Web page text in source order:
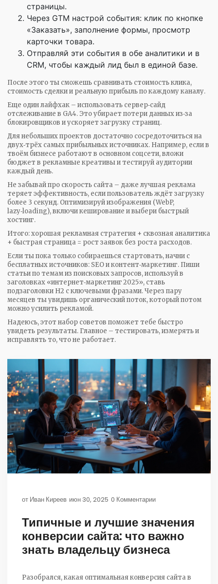
страницы.
Через GTM настрой события: клик по кнопке
«Заказать», заполнение формы, просмотр
карточки товара.
Отправляй эти события в обе аналитики и в
CRM, чтобы каждый лид был в единой базе.
После этого ты сможешь сравнивать стоимость клика,
стоимость сделки и реальную прибыль по каждому каналу.
Еще один лайфхак – использовать сервер‑сайд
отслеживание в GA4. Это убирает потери данных из‑за
блокировщиков и ускоряет загрузку страниц.
Для небольших проектов достаточно сосредоточиться на
двух‑трёх самых прибыльных источниках. Например, если в
твоём бизнесе работают в основном соцсети, вложи
бюджет в рекламные креативы и тестируй аудитории
каждый день.
Не забывай про скорость сайта – даже лучшая реклама
теряет эффективность, если пользователь ждёт загрузку
более 3 секунд. Оптимизируй изображения (WebP,
lazy‑loading), включи кеширование и выбери быстрый
хостинг.
Итого: хорошая рекламная стратегия + сквозная аналитика
+ быстрая страница = рост заявок без роста расходов.
Если ты пока только собираешься стартовать, начни с
бесплатных источников: SEO и контент‑маркетинг. Пиши
статьи по темам из поисковых запросов, используй в
заголовках «интернет‑маркетинг 2025», ставь
подзаголовки H2 с ключевыми фразами. Через пару
месяцев ты увидишь органический поток, который потом
можно усилить рекламой.
Надеюсь, этот набор советов поможет тебе быстро
увидеть результаты. Главное – тестировать, измерять и
исправлять то, что не работает.
от Иван Киреев июн 30, 2025 0 Комментарии
Типичные и лучшие значения
конверсии сайта: что важно
знать владельцу бизнеса
Разобрался, какая оптимальная конверсия сайта в